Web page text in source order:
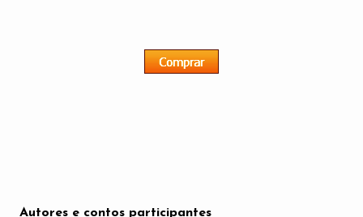
Autores e contos participantes